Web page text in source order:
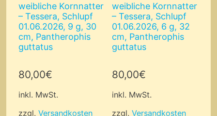
weibliche Kornnatter
– Tessera, Schlupf
01.06.2026, 9 g, 30
cm, Pantherophis
guttatus
80,00€
inkl. MwSt.
zzgl. Versandkosten
weibliche Kornnatter
– Tessera, Schlupf
01.06.2026, 6 g, 32
cm, Pantherophis
guttatus
80,00€
inkl. MwSt.
zzgl.Versandkosten